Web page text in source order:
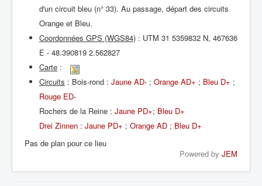
d'un circuit bleu (n° 33). Au passage, départ des circuits
Orange et Bleu.
Coordonnées GPS (WGS84) : UTM 31 5359832 N, 467636
E - 48.390819 2.562827
Carte :
Circuits : Bois-rond : Jaune AD- ; Orange AD+ ; Bleu D+ ;
Rouge ED-
Rochers de la Reine : Jaune PD+; Bleu D+
Drei Zinnen : Jaune PD+ ; Orange AD ; Bleu D+
Pas de plan pour ce lieu
Powered by JEM